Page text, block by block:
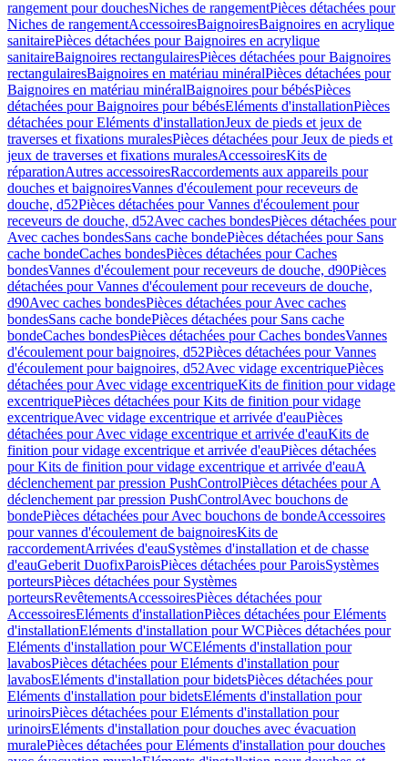
rangement pour douchesNiches de rangementPièces détachées pour
Niches de rangementAccessoiresBaignoiresBaignoires en acrylique
sanitairePièces détachées pour Baignoires en acrylique
sanitaireBaignoires rectangulairesPièces détachées pour Baignoires
rectangulairesBaignoires en matériau minéralPièces détachées pour
Baignoires en matériau minéralBaignoires pour bébésPièces
détachées pour Baignoires pour bébésEléments d'installationPièces
détachées pour Eléments d'installationJeux de pieds et jeux de
traverses et fixations muralesPièces détachées pour Jeux de pieds et
jeux de traverses et fixations muralesAccessoiresKits de
réparationAutres accessoiresRaccordements aux appareils pour
douches et baignoiresVannes d'écoulement pour receveurs de
douche, d52Pièces détachées pour Vannes d'écoulement pour
receveurs de douche, d52Avec caches bondesPièces détachées pour
Avec caches bondesSans cache bondePièces détachées pour Sans
cache bondeCaches bondesPièces détachées pour Caches
bondesVannes d'écoulement pour receveurs de douche, d90Pièces
détachées pour Vannes d'écoulement pour receveurs de douche,
d90Avec caches bondesPièces détachées pour Avec caches
bondesSans cache bondePièces détachées pour Sans cache
bondeCaches bondesPièces détachées pour Caches bondesVannes
d'écoulement pour baignoires, d52Pièces détachées pour Vannes
d'écoulement pour baignoires, d52Avec vidage excentriquePièces
détachées pour Avec vidage excentriqueKits de finition pour vidage
excentriquePièces détachées pour Kits de finition pour vidage
excentriqueAvec vidage excentrique et arrivée d'eauPièces
détachées pour Avec vidage excentrique et arrivée d'eauKits de
finition pour vidage excentrique et arrivée d'eauPièces détachées
pour Kits de finition pour vidage excentrique et arrivée d'eauA
déclenchement par pression PushControlPièces détachées pour A
déclenchement par pression PushControlAvec bouchons de
bondePièces détachées pour Avec bouchons de bondeAccessoires
pour vannes d'écoulement de baignoiresKits de
raccordementArrivées d'eauSystèmes d'installation et de chasse
d'eauGeberit DuofixParoisPièces détachées pour ParoisSystèmes
porteursPièces détachées pour Systèmes
porteursRevêtementsAccessoiresPièces détachées pour
AccessoiresEléments d'installationPièces détachées pour Eléments
d'installationEléments d'installation pour WCPièces détachées pour
Eléments d'installation pour WCEléments d'installation pour
lavabosPièces détachées pour Eléments d'installation pour
lavabosEléments d'installation pour bidetsPièces détachées pour
Eléments d'installation pour bidetsEléments d'installation pour
urinoirsPièces détachées pour Eléments d'installation pour
urinoirsEléments d'installation pour douches avec évacuation
muralePièces détachées pour Eléments d'installation pour douches